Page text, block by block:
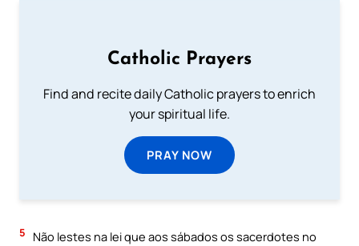
Catholic Prayers
Find and recite daily Catholic prayers to enrich
your spiritual life.
PRAY NOW
5
Não lestes na lei que aos sábados os sacerdotes no